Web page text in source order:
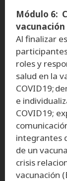
Módulo 6:
vacunación
Al finalizar
roles y
salud en la
COVID19;
e
COVID19;
integrantes
de un
crisis
vacunación